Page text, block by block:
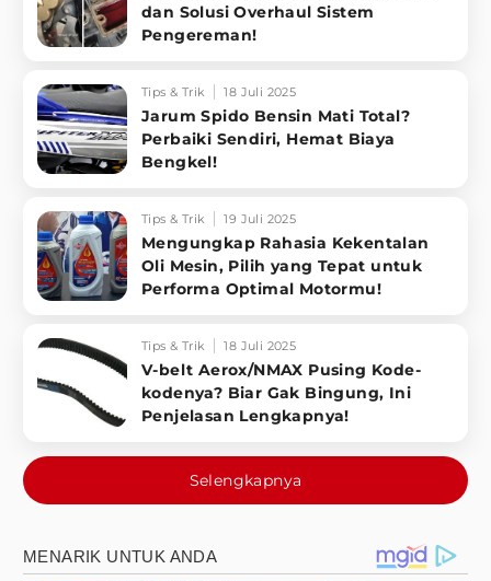
dan Solusi Overhaul Sistem
Pengereman!
Tips & Trik 18 Juli 2025
Jarum Spido Bensin Mati Total?
Perbaiki Sendiri, Hemat Biaya
Bengkel!
Tips & Trik 19 Juli 2025
Mengungkap Rahasia Kekentalan
Oli Mesin, Pilih yang Tepat untuk
Performa Optimal Motormu!
Tips & Trik 18 Juli 2025
V-belt Aerox/NMAX Pusing Kode-
kodenya? Biar Gak Bingung, Ini
Penjelasan Lengkapnya!
Selengkapnya